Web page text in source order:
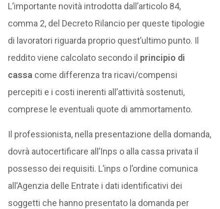
L’importante novità introdotta dall’articolo 84,
comma 2, del Decreto Rilancio per queste tipologie
di lavoratori riguarda proprio quest’ultimo punto. Il
reddito viene calcolato secondo il principio di
cassa come differenza tra ricavi/compensi
percepiti e i costi inerenti all’attività sostenuti,
comprese le eventuali quote di ammortamento.
Il professionista, nella presentazione della domanda,
dovrà autocertificare all’Inps o alla cassa privata il
possesso dei requisiti. L’inps o l’ordine comunica
all’Agenzia delle Entrate i dati identificativi dei
soggetti che hanno presentato la domanda per